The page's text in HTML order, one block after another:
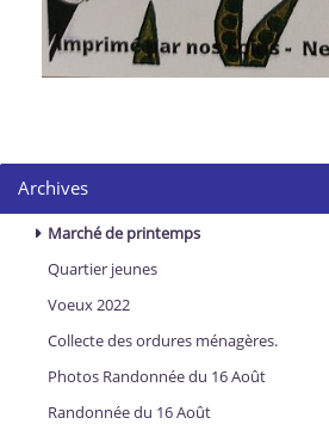
Archives
Marché de printemps
Quartier jeunes
Voeux 2022
Collecte des ordures ménagères.
Photos Randonnée du 16 Août
Randonnée du 16 Août